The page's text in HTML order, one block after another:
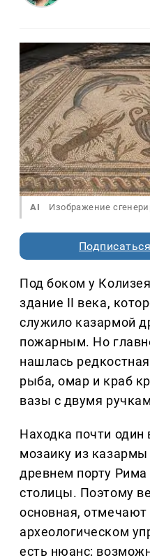
AI Изображение
Под боком у
здание II века,
служило казармой
пожарным. Но
нашлась
рыба, омар и краб
вазы с двумя
Находка почти один
мозаику из
древнем порту Рима
столицы. Поэтому
основная, отмечают
археологическом
есть нюанс: